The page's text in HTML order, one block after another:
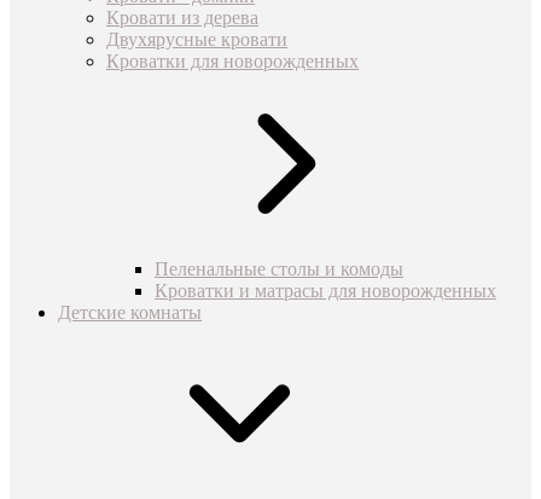
Кровати из дерева
Двухярусные кровати
Кроватки для новорожденных
Пеленальные столы и комоды
Кроватки и матрасы для новорожденных
Детские комнаты